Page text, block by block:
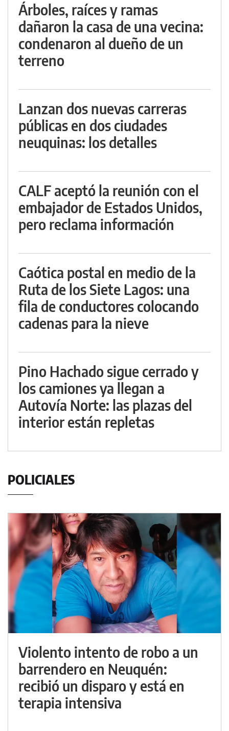
Árboles, raíces y ramas
dañaron la casa de una vecina:
condenaron al dueño de un
terreno
Lanzan dos nuevas carreras
públicas en dos ciudades
neuquinas: los detalles
CALF aceptó la reunión con el
embajador de Estados Unidos,
pero reclama información
Caótica postal en medio de la
Ruta de los Siete Lagos: una
fila de conductores colocando
cadenas para la nieve
Pino Hachado sigue cerrado y
los camiones ya llegan a
Autovía Norte: las plazas del
interior están repletas
POLICIALES
Violento intento de robo a un
barrendero en Neuquén:
recibió un disparo y está en
terapia intensiva